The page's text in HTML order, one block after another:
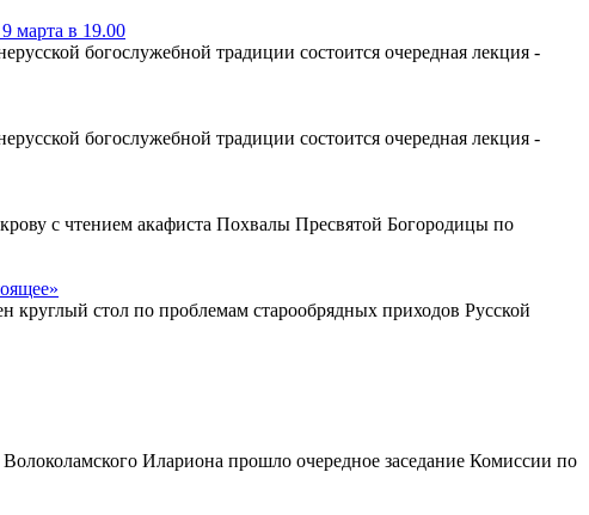
марта в 19.00
богослужебной традиции состоится очередная лекция -
богослужебной традиции состоится очередная лекция -
с чтением акафиста Похвалы Пресвятой Богородицы по
стол по проблемам старообрядных приходов Русской
Илариона прошло очередное заседание Комиссии по